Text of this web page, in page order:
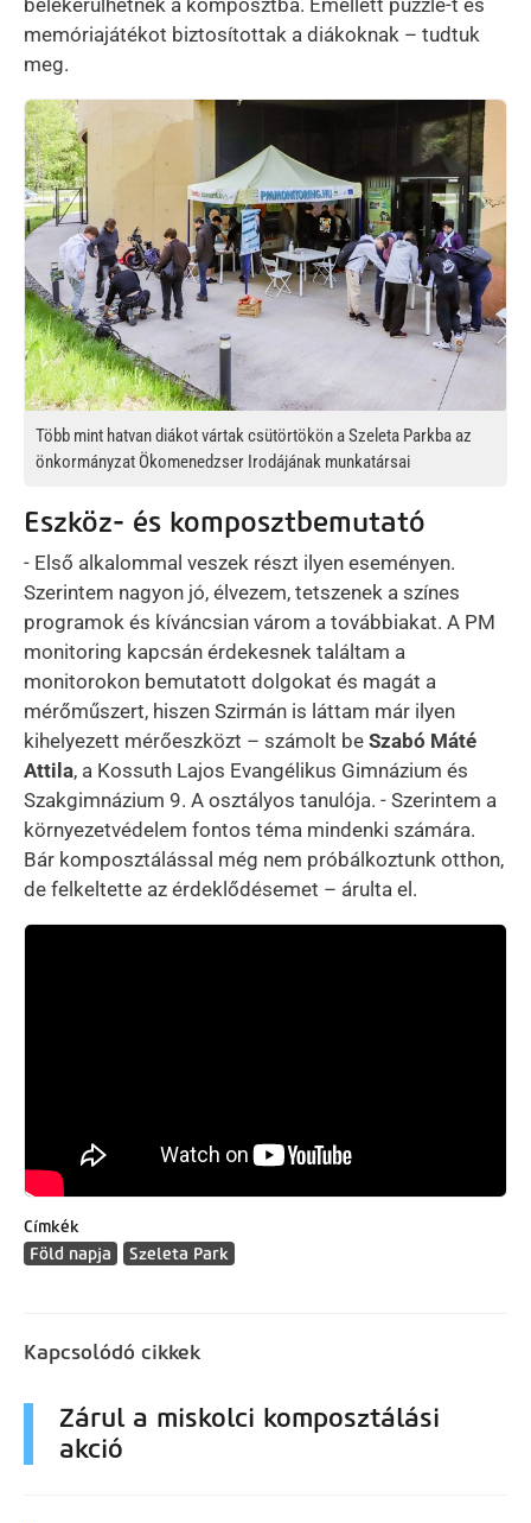
memóriajátékot biztosítottak a diákoknak – tudtuk
meg.
Kép
Több mint hatvan diákot vártak csütörtökön a Szeleta Parkba az
önkormányzat Ökomenedzser Irodájának munkatársai
Eszköz- és komposztbemutató
- Első alkalommal veszek részt ilyen eseményen.
Szerintem nagyon jó, élvezem, tetszenek a színes
programok és kíváncsian várom a továbbiakat. A PM
monitoring kapcsán érdekesnek találtam a
monitorokon bemutatott dolgokat és magát a
mérőműszert, hiszen Szirmán is láttam már ilyen
kihelyezett mérőeszközt – számolt be Szabó Máté
Attila, a Kossuth Lajos Evangélikus Gimnázium és
Szakgimnázium 9. A osztályos tanulója. - Szerintem a
környezetvédelem fontos téma mindenki számára.
Bár komposztálással még nem próbálkoztunk otthon,
de felkeltette az érdeklődésemet – árulta el.
Címkék
Föld napja
Szeleta Park
Kapcsolódó cikkek
Zárul a miskolci komposztálási
akció